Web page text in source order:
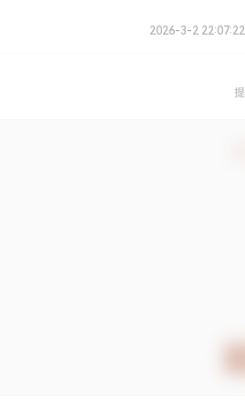
2026-3-2 22:07:22